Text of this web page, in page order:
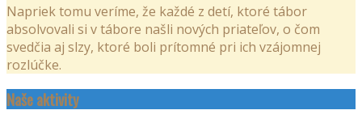
Napriek tomu veríme, že každé z detí, ktoré tábor
absolvovali si v tábore našli nových priateľov, o čom
svedčia aj slzy, ktoré boli prítomné pri ich vzájomnej
rozlúčke.
Naše aktivity